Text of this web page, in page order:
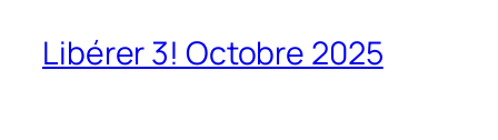
Libérer 3! Octobre 2025